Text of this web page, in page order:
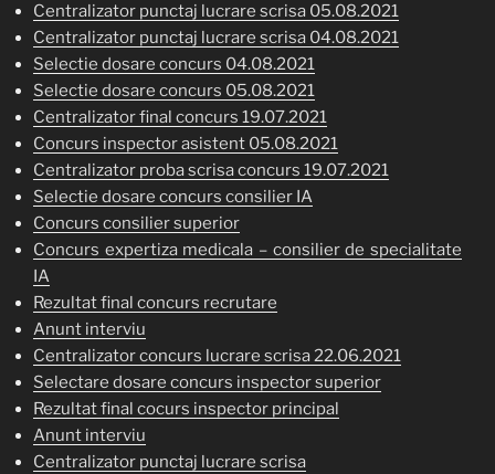
Centralizator punctaj lucrare scrisa 05.08.2021
Centralizator punctaj lucrare scrisa 04.08.2021
Selectie dosare concurs 04.08.2021
Selectie dosare concurs 05.08.2021
Centralizator final concurs 19.07.2021
Concurs inspector asistent 05.08.2021
Centralizator proba scrisa concurs 19.07.2021
Selectie dosare concurs consilier IA
Concurs consilier superior
Concurs expertiza medicala – consilier de specialitate
IA
Rezultat final concurs recrutare
Anunt interviu
Centralizator concurs lucrare scrisa 22.06.2021
Selectare dosare concurs inspector superior
Rezultat final cocurs inspector principal
Anunt interviu
Centralizator punctaj lucrare scrisa